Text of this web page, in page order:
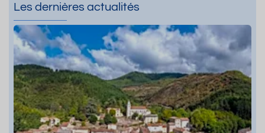
Les dernières actualités